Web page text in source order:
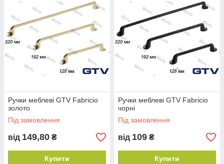
Ручки меблеві GTV Fabricio
золото
Під замовлення
від 149,80 ₴
Купити
Ручки меблеві GTV Fabricio
чорні
Під замовлення
від 109 ₴
Купити